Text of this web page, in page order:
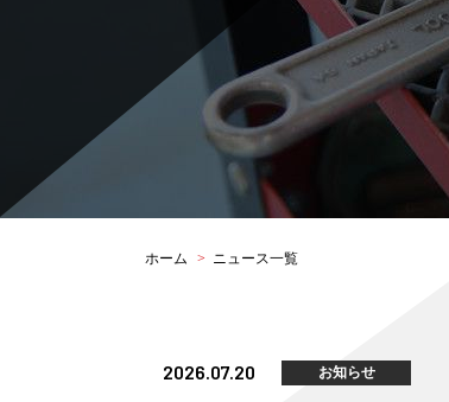
ホーム > ニュース一覧
2026.07.20 お知らせ